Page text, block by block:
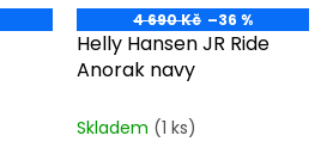
4 690 Kč –36 %
Helly Hansen JR Ride
Anorak navy
Skladem (1 ks)